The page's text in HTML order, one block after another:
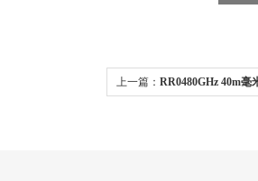
上一篇： RR0480GHz 40m毫